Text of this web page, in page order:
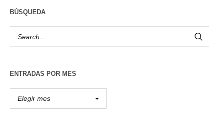
BÚSQUEDA
ENTRADAS POR MES